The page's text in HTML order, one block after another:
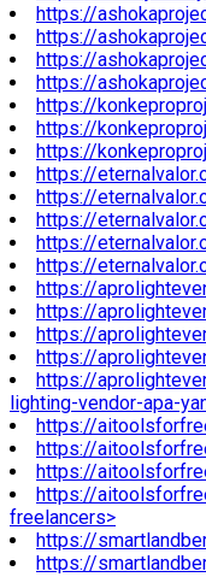
https://
https://
https://
https://
https://
https://
https://
https://
https://
https://
https://
https://
https://
https://
https://
https://
https://
lighting-vendor-apa-
https://
https://
https://
https://
freelancers>
https://
https://